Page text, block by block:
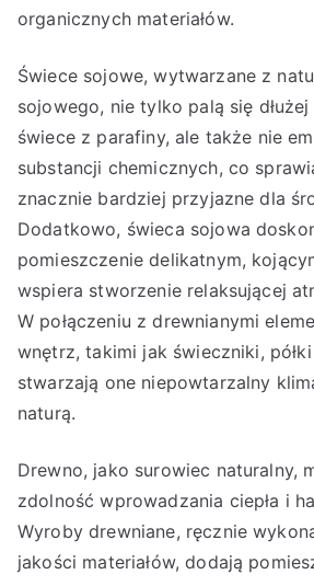
organicznych materiałów.
Świece sojowe, wytwarzane z
sojowego, nie tylko palą się
świece z parafiny, ale także nie
substancji chemicznych, co
znacznie bardziej przyjazne dla
Dodatkowo, świeca sojowa
pomieszczenie delikatnym,
wspiera stworzenie relaksującej
W połączeniu z drewnianymi
wnętrz, takimi jak świeczniki,
stwarzają one niepowtarzalny
naturą.
Drewno, jako surowiec naturalny,
zdolność wprowadzania ciepła i
Wyroby drewniane, ręcznie
jakości materiałów, dodają